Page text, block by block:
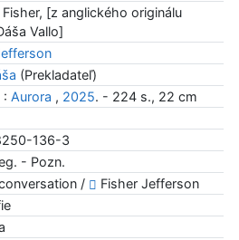
[z anglického originálu
Vallo]
(Prekladateľ)
: Aurora , 2025. - 224 s., 22 cm
136-3
- Pozn.
/
Fisher Jefferson